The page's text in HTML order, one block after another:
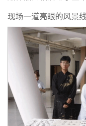
现场一道亮眼的风景线